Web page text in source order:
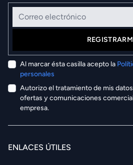
Correo electrónico
Al marcar ésta casilla acepto la
personales
Autorizo el tratamiento de mis
ofertas y comunicaciones
empresa.
ENLACES ÚTILES